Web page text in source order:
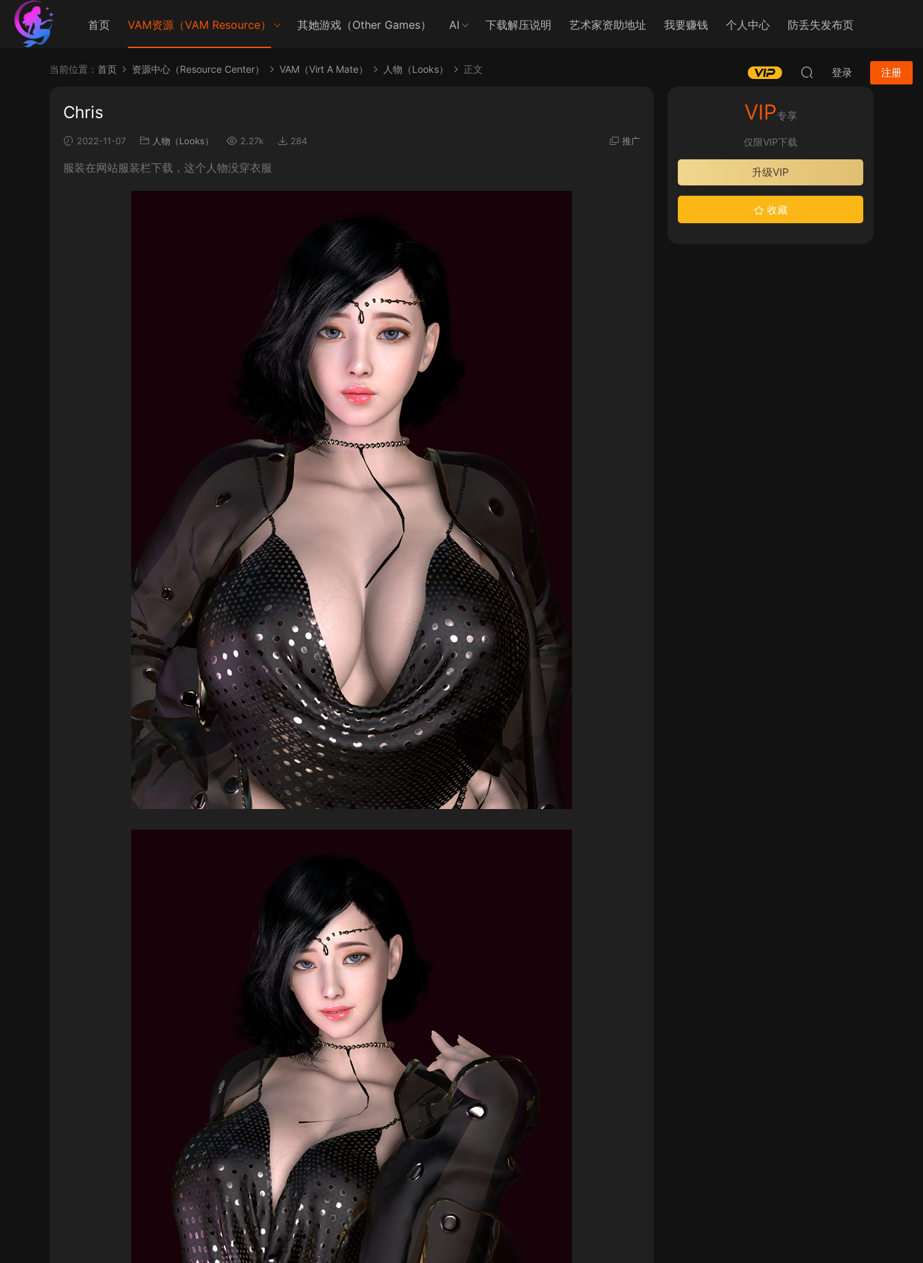
首页 VAM资源（VAM Resource） 其她游戏（Other Games） AI 下载解压说明 艺术家资助地址 我要赚钱 个人中心 防丢失发布页
登录 注册
当前位置： 首页 资源中心（Resource Center） VAM（Virt A Mate） 人物（Looks） 正文
Chris
2022-11-07 人物（Looks） 2.27k 284 推广
服装在网站服装栏下载，这个人物没穿衣服
VIP专享
仅限VIP下载
升级VIP
收藏